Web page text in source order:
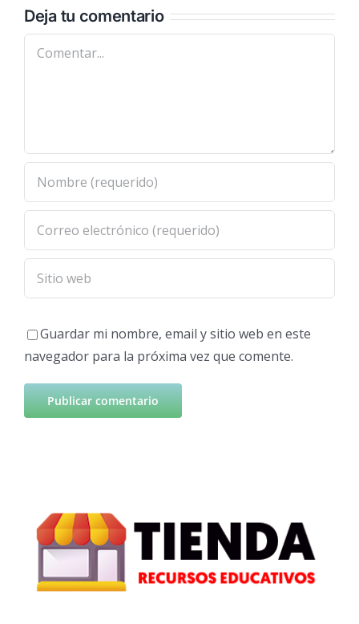
Deja tu comentario
Comentar
Guardar mi nombre, email y sitio web en este
navegador para la próxima vez que comente.